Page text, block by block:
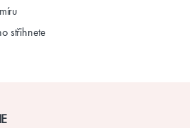
střihnete